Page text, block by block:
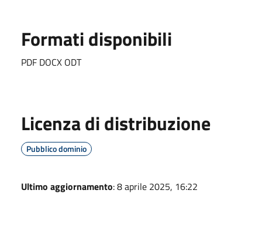
Formati disponibili
PDF DOCX ODT
Licenza di distribuzione
Pubblico dominio
Ultimo aggiornamento: 8 aprile 2025, 16:22